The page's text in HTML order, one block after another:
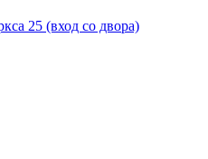
25 (вход со двора)